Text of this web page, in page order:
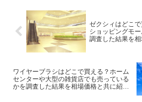
ゼクシィはどこ
ショッピングモ
調査した結果を相
ワイヤーブラシはどこで買える？ホーム
センターや大型の雑貨店でも売っている
かを調査した結果を相場価格と共に紹介